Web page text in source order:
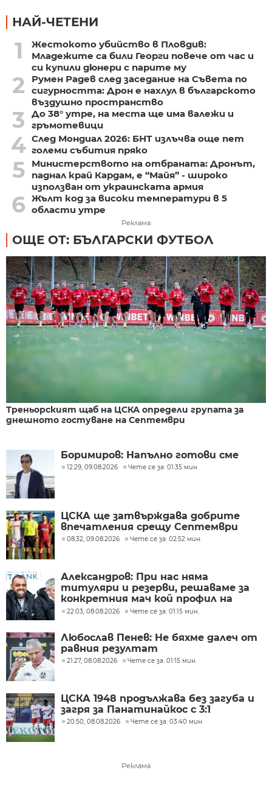
НАЙ-ЧЕТЕНИ
1
Жестокото убийство в Пловдив:
Младежите са били Георги повече от час и
си купили дюнери с парите му
2
Румен Радев след заседание на Съвета по
сигурността: Дрон е нахлул в българското
въздушно пространство
3
До 38° утре, на места ще има валежи и
гръмотевици
4 След Мондиал 2026: БНТ излъчва още пет
големи събития пряко
5
Министерството на отбраната: Дронът,
паднал край Кардам, е “Майя” - широко
използван от украинската армия
6 Жълт код за високи температури в 5
области утре
Реклама
ОЩЕ ОТ: БЪЛГАРСКИ ФУТБОЛ
Треньорският щаб на ЦСКА определи групата за
днешното гостуване на Септември
Боримиров: Напълно готови сме
12:29, 09.08.2026 Чете се за: 01:35 мин.
ЦСКА ще затвърждава добрите
впечатления срещу Септември
08:32, 09.08.2026 Чете се за: 02:52 мин.
Александров: При нас няма
титуляри и резерви, решаваме за
конкретния мач кой профил на
футболисти ни е нужен
22:03, 08.08.2026 Чете се за: 01:15 мин.
Любослав Пенев: Не бяхме далеч от
равния резултат
21:27, 08.08.2026 Чете се за: 01:15 мин.
ЦСКА 1948 продължава без загуба и
загря за Панатинайкос с 3:1
20:50, 08.08.2026 Чете се за: 03:40 мин.
Реклама